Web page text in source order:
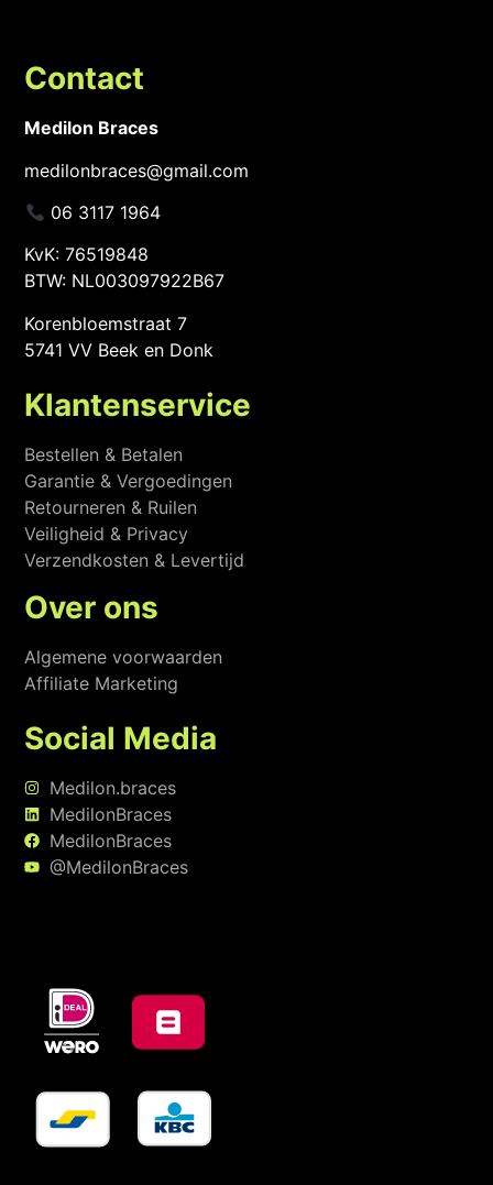
Contact
Medilon Braces
medilonbraces@gmail.com
06 3117 1964
KvK: 76519848
BTW: NL003097922B67
Korenbloemstraat 7
5741 VV Beek en Donk
Klantenservice
Bestellen & Betalen
Garantie & Vergoedingen
Retourneren & Ruilen
Veiligheid & Privacy
Verzendkosten & Levertijd
Over ons
Algemene voorwaarden
Affiliate Marketing
Social Media
Medilon.braces
MedilonBraces
MedilonBraces
@MedilonBraces